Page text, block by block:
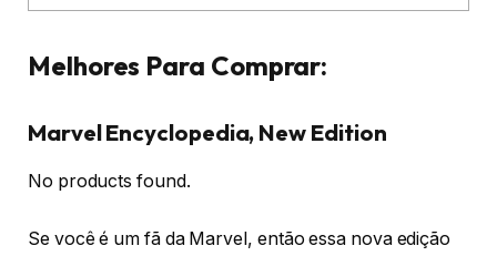
Melhores Para Comprar:
Marvel Encyclopedia, New Edition
No products found.
Se você é um fã da Marvel, então essa nova edição